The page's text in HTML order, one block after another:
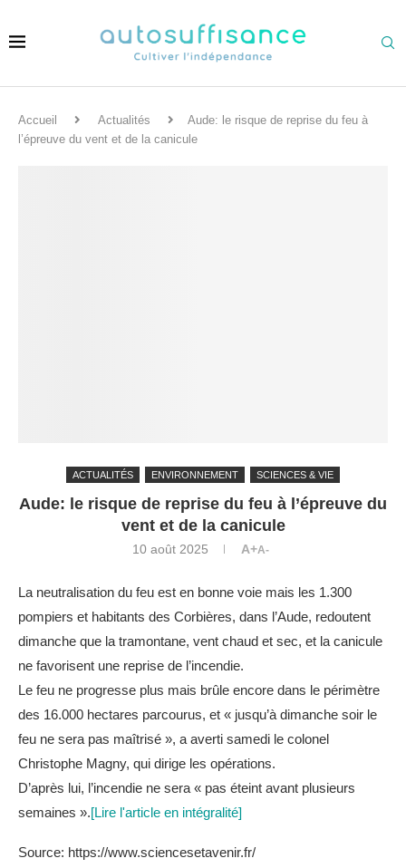
Accueil Actualités
Aude: le risque de reprise du feu à
l’épreuve du vent et de la canicule
ACTUALITÉS ENVIRONNEMENT SCIENCES & VIE
Aude: le risque de reprise du feu à l’épreuve du
vent et de la canicule
10 août 2025 A+A-
La neutralisation du feu est en bonne voie mais les 1.300
pompiers et habitants des Corbières, dans l’Aude, redoutent
dimanche que la tramontane, vent chaud et sec, et la canicule
ne favorisent une reprise de l’incendie.
Le feu ne progresse plus mais brûle encore dans le périmètre
des 16.000 hectares parcourus, et « jusqu’à dimanche soir le
feu ne sera pas maîtrisé », a averti samedi le colonel
Christophe Magny, qui dirige les opérations.
D’après lui, l’incendie ne sera « pas éteint avant plusieurs
semaines ».[Lire l'article en intégralité]
Source: https://www.sciencesetavenir.fr/